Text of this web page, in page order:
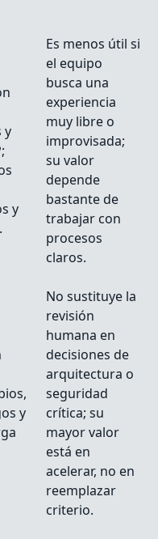
y
y
Es menos útil si
el equipo
busca una
experiencia
muy libre o
improvisada;
su valor
depende
bastante de
trabajar con
procesos
claros.
y
No sustituye la
revisión
humana en
decisiones de
arquitectura o
seguridad
crítica; su
mayor valor
está en
acelerar, no en
reemplazar
criterio.